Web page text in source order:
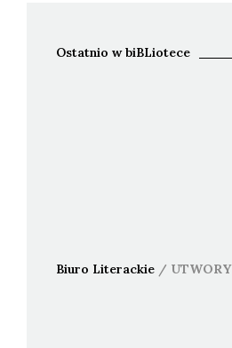
Ostatnio w biBLiotece
Biuro Literackie/ UTWORY